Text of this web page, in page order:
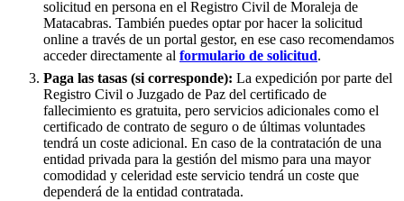
solicitud en persona en el Registro Civil de Moraleja de
Matacabras. También puedes optar por hacer la solicitud
online a través de un portal gestor, en ese caso recomendamos
acceder directamente al formulario de solicitud.
Paga las tasas (si corresponde): La expedición por parte del
Registro Civil o Juzgado de Paz del certificado de
fallecimiento es gratuita, pero servicios adicionales como el
certificado de contrato de seguro o de últimas voluntades
tendrá un coste adicional. En caso de la contratación de una
entidad privada para la gestión del mismo para una mayor
comodidad y celeridad este servicio tendrá un coste que
dependerá de la entidad contratada.